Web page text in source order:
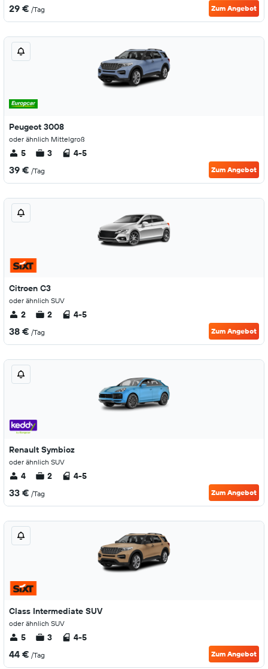
29 € /Tag Zum Angebot
Peugeot 3008
oder ähnlich Mittelgroß
5 3 4-5
39 € /Tag Zum Angebot
Citroen C3
oder ähnlich SUV
2 2 4-5
38 € /Tag Zum Angebot
Renault Symbioz
oder ähnlich SUV
4 2 4-5
33 € /Tag Zum Angebot
Class Intermediate SUV
oder ähnlich SUV
5 3 4-5
44 € /Tag Zum Angebot